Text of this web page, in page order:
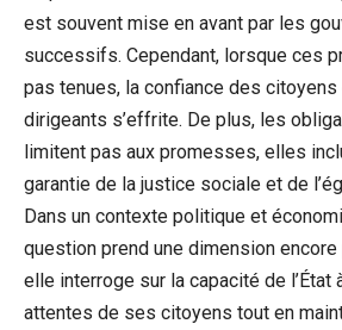
est souvent mise en avant par les
successifs. Cependant, lorsque ces
pas tenues, la confiance des
dirigeants s’effrite. De plus, les
limitent pas aux promesses, elles
garantie de la justice sociale et de
Dans un contexte politique et
question prend une dimension
elle interroge sur la capacité de l’État
attentes de ses citoyens tout en